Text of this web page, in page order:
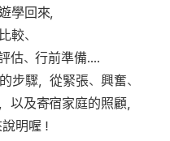
學回來，
較、
估、行前準備….
步驟，從緊張、興奮、
以及寄宿家庭的照顧，
明喔！